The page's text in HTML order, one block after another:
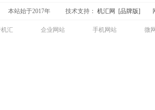
本站始于2017年 技术支持： 机汇网 [品牌版] 网
汇 企业网站 手机网站 微